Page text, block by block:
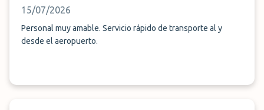
15/07/2026
Personal muy amable. Servicio rápido de transporte al y
desde el aeropuerto.